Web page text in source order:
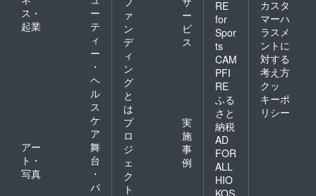
ス・
起業
ー
テ
ィ
ー
・
ヘ
ル
ス
ケ
ア
アー
ト・
写真
舞
台
・
パ
ァ
ン
デ
ィ
ン
グ
と
は
ー
ビ
ス
プ
ロ
ジ
ェ
ク
ト
実
施
事
例
RE
for
Spor
ts
CAM
PFI
RE
ふる
さと
納税
AD
FOR
ALL
HIO
カスタ
マーハ
ラスメ
ントに
対する
考え方
クッ
キーポ
リシー